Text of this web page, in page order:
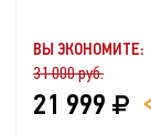
ВЫ ЭКОНОМИТЕ:
31 000 руб.
21 999